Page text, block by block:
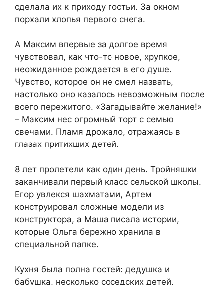
сделала их к приходу гостьи. За окном
порхали хлопья первого снега.
А Максим впервые за долгое время
чувствовал, как что-то новое, хрупкое,
неожиданное рождается в его душе.
Чувство, которое он не смел назвать,
настолько оно казалось невозможным после
всего пережитого. «Загадывайте желание!»
– Максим нес огромный торт с семью
свечами. Пламя дрожало, отражаясь в
глазах притихших детей.
8 лет пролетели как один день. Тройняшки
заканчивали первый класс сельской школы.
Егор увлекся шахматами, Артем
конструировал сложные модели из
конструктора, а Маша писала истории,
которые Ольга бережно хранила в
специальной папке.
Кухня была полна гостей: дедушка и
бабушка, несколько соседских детей,